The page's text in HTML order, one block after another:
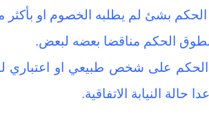
بشئ لم يطلبه الخصوم او بأكثر
الحكم مناقضا بعضه لبعض.
على شخص طبيعي او اعتباري
حالة النيابة الاتفاقية.